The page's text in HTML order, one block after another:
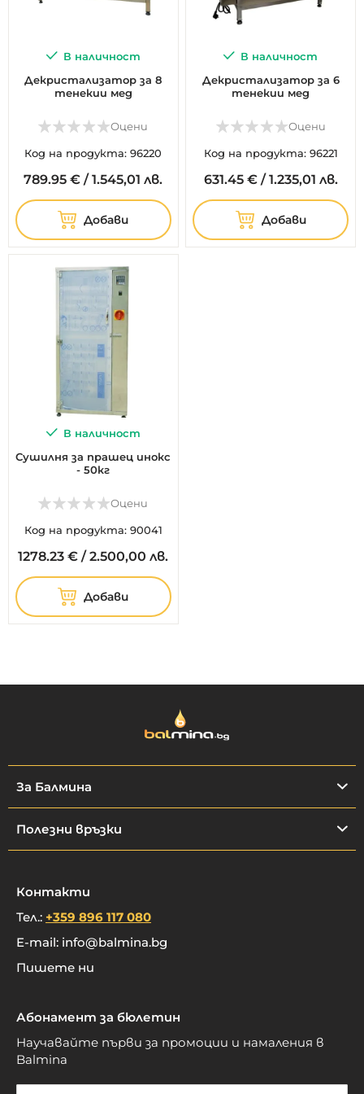
В наличност
Декристализатор за 8
тенекии мед
Оцени
Код на продукта: 96220
789.95 € /1.545,01 лв.
Добави
В наличност
Декристализатор за 6
тенекии мед
Оцени
Код на продукта: 96221
631.45 €/1.235,01 лв.
Добави
В наличност
Сушилня за прашец инокс
- 50кг
Оцени
Код на продукта: 90041
1278.23 € /2.500,00 лв.
Добави
За Балмина
Полезни връзки
Контакти
Тел.: +359 896 117 080
E-mail: info@balmina.bg
Пишете ни
Абонамент за бюлетин
Научавайте първи за промоции и намаления в
Balmina